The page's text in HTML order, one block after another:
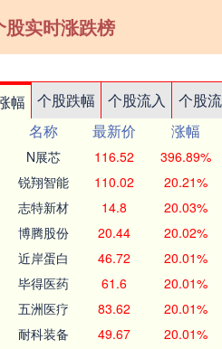
股实时涨跌榜
幅 个股跌幅 个股流入 个股
名称 最新价 涨幅
N展芯 116.52 396.89%
锐翔智能 110.02 20.21%
志特新材 14.8 20.03%
博腾股份 20.44 20.02%
近岸蛋白 46.72 20.01%
毕得医药 61.6 20.01%
五洲医疗 83.62 20.01%
耐科装备 49.67 20.01%